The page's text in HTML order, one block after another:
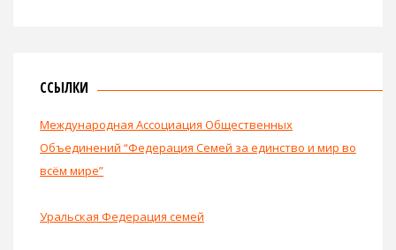
ССЫЛКИ
Международная Ассоциация Общественных
Объединений “Федерация Семей за единство и мир во
всём мире”
Уральская Федерация семей